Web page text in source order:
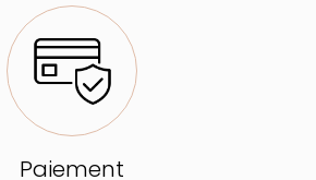
Paiement